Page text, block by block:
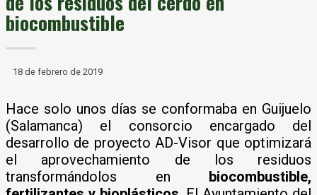
biocombustible
18 de febrero de 2019
Hace solo unos días se conformaba en Guijuelo
(Salamanca) el consorcio encargado del
desarrollo de proyecto AD-Visor que optimizará
el aprovechamiento de los residuos
transformándolos en biocombustible,